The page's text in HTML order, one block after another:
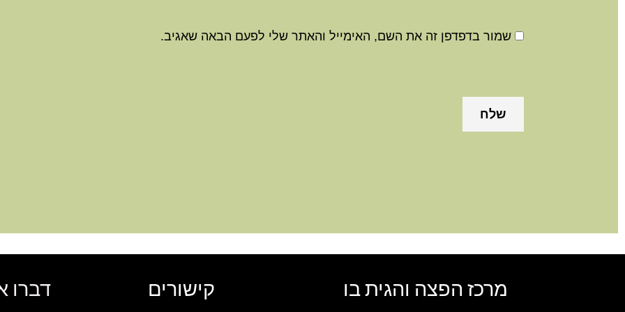
שמור בדפדפן זה את השם, האימייל והאתר שלי לפעם הבאה שאגיב.
מרכז הפצה והגית בו קישורים דברו